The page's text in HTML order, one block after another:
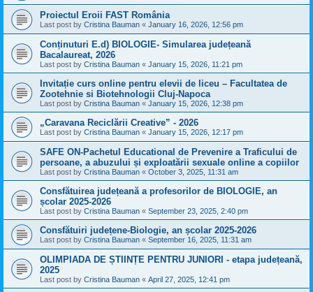
Proiectul Eroii FAST România
Last post by Cristina Bauman « January 16, 2026, 12:56 pm
Conținuturi E.d) BIOLOGIE- Simularea județeană
Bacalaureat, 2026
Last post by Cristina Bauman « January 15, 2026, 11:21 pm
Invitație curs online pentru elevii de liceu – Facultatea de
Zootehnie si Biotehnologii Cluj-Napoca
Last post by Cristina Bauman « January 15, 2026, 12:38 pm
„Caravana Reciclării Creative” - 2026
Last post by Cristina Bauman « January 15, 2026, 12:17 pm
SAFE ON-Pachetul Educational de Prevenire a Traficului de
persoane, a abuzului și exploatării sexuale online a copiilor
Last post by Cristina Bauman « October 3, 2025, 11:31 am
Consfătuirea județeană a profesorilor de BIOLOGIE, an
școlar 2025-2026
Last post by Cristina Bauman « September 23, 2025, 2:40 pm
Consfătuiri județene-Biologie, an școlar 2025-2026
Last post by Cristina Bauman « September 16, 2025, 11:31 am
OLIMPIADA DE ȘTIINȚE PENTRU JUNIORI - etapa județeană,
2025
Last post by Cristina Bauman « April 27, 2025, 12:41 pm